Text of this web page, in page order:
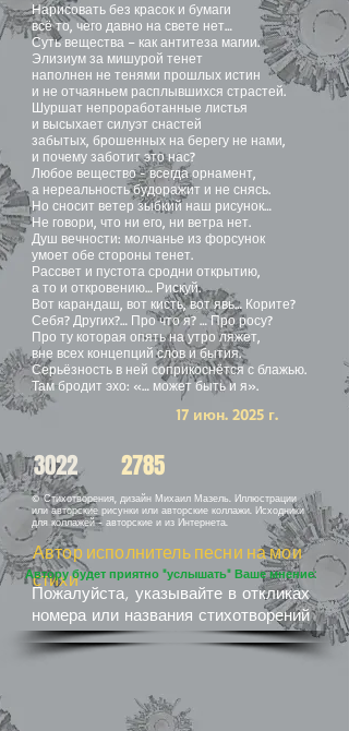
Нарисовать без красок и бумаги
всё то, чего давно на свете нет…
Суть вещества – как антитеза магии.
Элизиум за мишурой тенет
наполнен не тенями прошлых истин
и не отчаяньем расплывшихся страстей.
Шуршат непроработанные листья
и высыхает силуэт снастей
забытых, брошенных на берегу не нами,
и почему заботит это нас?
Любое вещество - всегда орнамент,
а нереальность будоражит и не снясь.
Но сносит ветер зыбкий наш рисунок…
Не говори, что ни его, ни ветра нет.
Душ вечности: молчанье из форсунок
умоет обе стороны тенет.
Рассвет и пустота сродни открытию,
а то и откровению… Рискуй.
Вот карандаш, вот кисть, вот явь… Корите?
Себя? Других?… Про что я? … Про росу?
Про ту которая опять на утро ляжет,
вне всех концепций слов и бытия.
Серьёзность в ней соприкоснётся с блажью.
Там бродит эхо: «… может быть и я».
17 июн. 2025 г.
3022 2785
© Стихотворения, дизайн Михаил Мазель. Иллюстрации
или авторские рисунки или авторские коллажи. Исходники
для коллажей - авторские и из Интернета.
Автор исполнитель песни на мои
стихи
Автору будет приятно "услышать" Ваше мнение:
Пожалуйста, указывайте в откликах
номера или названия стихотворений